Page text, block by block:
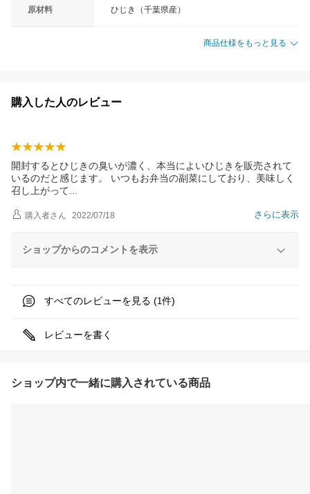
原材料 ひじき（千葉県産）
商品仕様をもっと見る
購入した人のレビュー
開封するとひじきの臭いが濃く、本当によいひじきを販売されて
いるのだと感じます。 いつもお弁当の副菜にしており、美味しく
召し上がって
さらに表示
購入者さん 2022/07/18
ショップからのコメントを表示
すべてのレビューを見る (1件)
レビューを書く
ショップ内で一緒に購入されている商品